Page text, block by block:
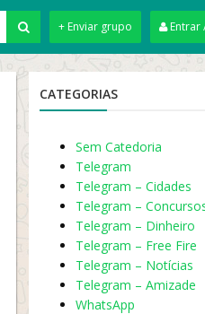
Entrar
+ Enviar grupo
CATEGORIAS
Sem Catedoria
Telegram
Telegram – Cidades
Telegram –
Telegram – Dinheiro
Telegram – Free Fire
Telegram – Notícias
Telegram – Amizade
WhatsApp